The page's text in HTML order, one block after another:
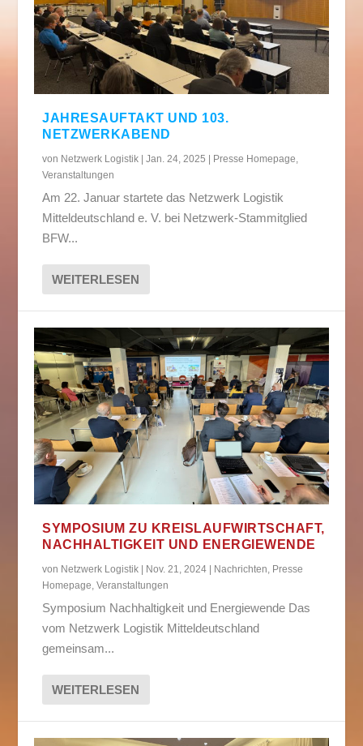
JAHRESAUFTAKT UND 103.
NETZWERKABEND
von Netzwerk Logistik |Jan. 24, 2025 Presse Homepage,
Veranstaltungen
Am 22. Januar startete das Netzwerk Logistik
Mitteldeutschland e. V. bei Netzwerk-Stammitglied
BFW...
WEITERLESEN
SYMPOSIUM ZU KREISLAUFWIRTSCHAFT,
NACHHALTIGKEIT UND ENERGIEWENDE
von Netzwerk Logistik Nov. 21, 2024 Nachrichten, Presse
Homepage,Veranstaltungen
Symposium Nachhaltigkeit und Energiewende Das
vom Netzwerk Logistik Mitteldeutschland
gemeinsam...
WEITERLESEN